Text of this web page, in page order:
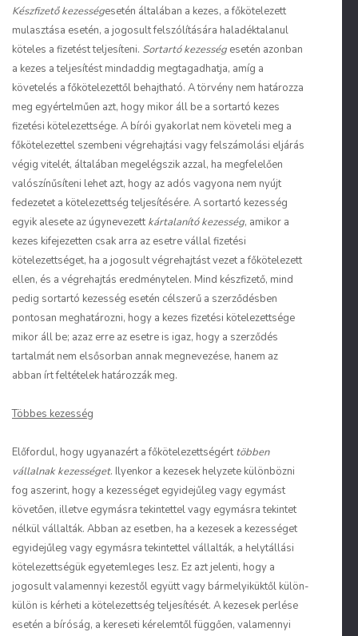
Készfizető kezességesetén általában a kezes, a főkötelezett
mulasztása esetén, a jogosult felszólítására haladéktalanul
köteles a fizetést teljesíteni. Sortartó kezesség esetén azonban
a kezes a teljesítést mindaddig megtagadhatja, amíg a
követelés a főkötelezettől behajtható. A törvény nem határozza
meg egyértelműen azt, hogy mikor áll be a sortartó kezes
fizetési kötelezettsége. A bírói gyakorlat nem követeli meg a
főkötelezettel szembeni végrehajtási vagy felszámolási eljárás
végig vitelét, általában megelégszik azzal, ha megfelelően
valószínűsíteni lehet azt, hogy az adós vagyona nem nyújt
fedezetet a kötelezettség teljesítésére. A sortartó kezesség
egyik alesete az úgynevezett kártalanító kezesség, amikor a
kezes kifejezetten csak arra az esetre vállal fizetési
kötelezettséget, ha a jogosult végrehajtást vezet a főkötelezett
ellen, és a végrehajtás eredménytelen. Mind készfizető, mind
pedig sortartó kezesség esetén célszerű a szerződésben
pontosan meghatározni, hogy a kezes fizetési kötelezettsége
mikor áll be; azaz erre az esetre is igaz, hogy a szerződés
tartalmát nem elsősorban annak megnevezése, hanem az
abban írt feltételek határozzák meg.
Többes kezesség
Előfordul, hogy ugyanazért a főkötelezettségért többen
vállalnak kezességet. Ilyenkor a kezesek helyzete különbözni
fog aszerint, hogy a kezességet egyidejűleg vagy egymást
követően, illetve egymásra tekintettel vagy egymásra tekintet
nélkül vállalták. Abban az esetben, ha a kezesek a kezességet
egyidejűleg vagy egymásra tekintettel vállalták, a helytállási
kötelezettségük egyetemleges lesz. Ez azt jelenti, hogy a
jogosult valamennyi kezestől együtt vagy bármelyiküktől külön-
külön is kérheti a kötelezettség teljesítését. A kezesek perlése
esetén a bíróság, a kereseti kérelemtől függően, valamennyi